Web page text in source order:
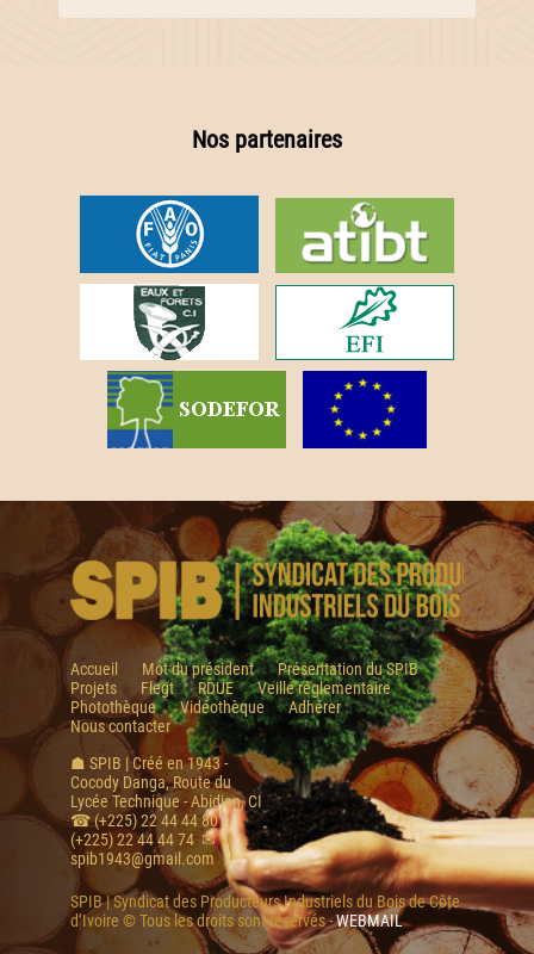
Nos partenaires
Accueil Mot du président
Présentation du SPIB
Projets
Flegt RDUE
Veille réglementaire
Photothèque
Vidéothèque
Adhérer
Nous contacter
☗ SPIB | Créé en 1943 -
Cocody Danga, Route du
Lycée Technique - Abidjan, CI
☎ (+225) 22 44 44 80 /
(+225) 22 44 44 74 ✉
spib1943@gmail.com
SPIB | Syndicat des Producteurs Industriels du Bois de Côte
d’Ivoire © Tous les droits sont réservés -WEBMAIL